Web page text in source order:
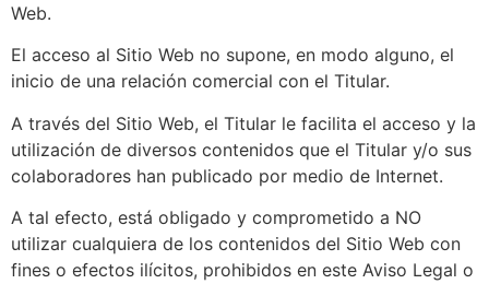
Web.
El acceso al Sitio Web no supone, en modo alguno, el
inicio de una relación comercial con el Titular.
A través del Sitio Web, el Titular le facilita el acceso y la
utilización de diversos contenidos que el Titular y/o sus
colaboradores han publicado por medio de Internet.
A tal efecto, está obligado y comprometido a NO
utilizar cualquiera de los contenidos del Sitio Web con
fines o efectos ilícitos, prohibidos en este Aviso Legal o